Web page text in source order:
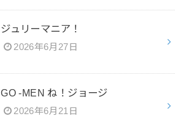
ジュリーマニア！
2026年6月27日
GO -MEN ね！ジョージ
2026年6月21日